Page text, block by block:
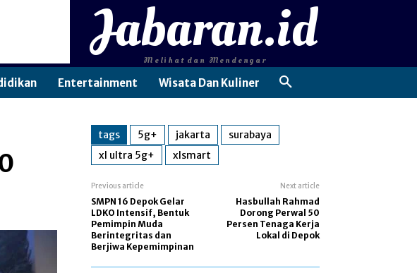
Jabaran.id
Melihat dan Mendengar
Entertainment Wisata Dan Kuliner
tags 5g+ jakarta
surabaya
xl ultra 5g+
xlsmart
Previous article
SMPN 16 Depok Gelar
LDKO Intensif, Bentuk
Pemimpin Muda
Berintegritas dan
Berjiwa Kepemimpinan
Next article
Hasbullah Rahmad
Dorong Perwal 50
Persen Tenaga Kerja
Lokal di Depok